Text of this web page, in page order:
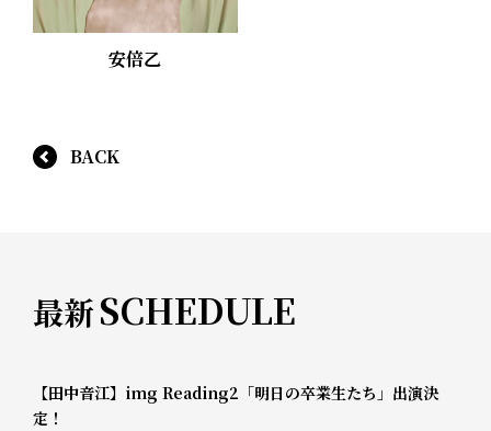
安倍乙
BACK
最新SCHEDULE
【田中音江】img Reading2「明日の卒業生たち」出演決
定！